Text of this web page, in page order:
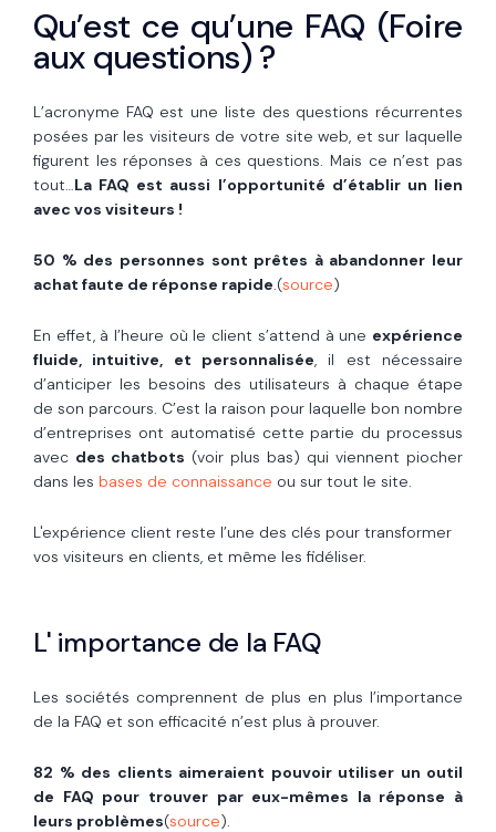
Qu’est ce qu’une FAQ (Foire
aux questions) ?
L’acronyme FAQ est une liste des questions récurrentes
posées par les visiteurs de votre site web, et sur laquelle
figurent les réponses à ces questions. Mais ce n’est pas
tout…La FAQ est aussi l’opportunité d’établir un lien
avec vos visiteurs !
50 % des personnes sont prêtes à abandonner leur
achat faute de réponse rapide.(source)
En effet, à l’heure où le client s’attend à une expérience
fluide, intuitive, et personnalisée, il est nécessaire
d’anticiper les besoins des utilisateurs à chaque étape
de son parcours. C’est la raison pour laquelle bon nombre
d’entreprises ont automatisé cette partie du processus
avec des chatbots (voir plus bas) qui viennent piocher
dans les bases de connaissance ou sur tout le site.
L'expérience client reste l’une des clés pour transformer
vos visiteurs en clients, et même les fidéliser.
L' importance de la FAQ
Les sociétés comprennent de plus en plus l’importance
de la FAQ et son efficacité n’est plus à prouver.
82 % des clients aimeraient pouvoir utiliser un outil
de FAQ pour trouver par eux-mêmes la réponse à
leurs problèmes(source).